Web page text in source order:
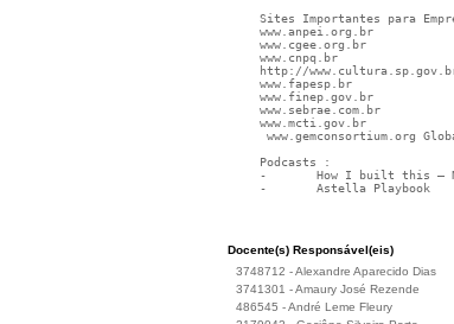
Sites Importantes para
www.anpei.org.br
www.cgee.org.br
www.cnpq.br
http://
www.fapesp.br
www.finep.gov.br
www.sebrae.com.br
www.mcti.gov.br
www.gemconsortium.org
Podcasts :
-	How I built this –
-	Astella Playbook
Docente(s) Responsável(eis)
3748712 - Alexandre Aparecido Dias
3741301 - Amaury José Rezende
486545 - André Leme Fleury